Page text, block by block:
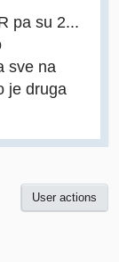
pa su 2...
sve na
je druga
User actions